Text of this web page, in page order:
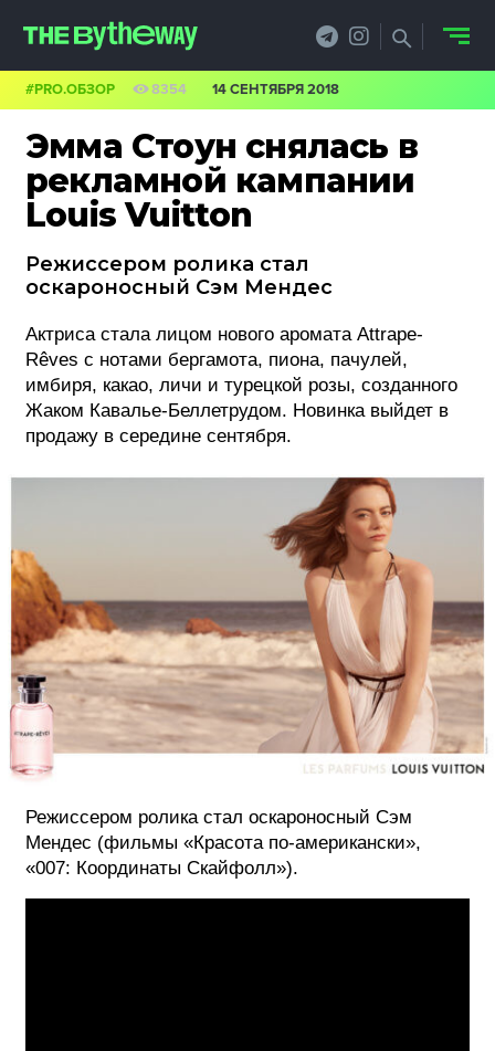
Эмма Стоун снялась в
рекламной кампании
Louis Vuitton
Режиссером ролика стал
оскароносный Сэм Мендес
#PRO.ОБЗОР 8354 14 СЕНТЯБРЯ 2018
Актриса стала лицом нового аромата Attrape-
Rêves с нотами бергамота, пиона, пачулей,
имбиря, какао, личи и турецкой розы, созданного
Жаком Кавалье-Беллетрудом. Новинка выйдет в
продажу в середине сентября.
Режиссером ролика стал оскароносный Сэм
Мендес (фильмы «Красота по-американски»,
«007: Координаты Скайфолл»).
PRO.ОБЗОР
КЕЙСЫ
ФИЛОСОФИЯ
БИЗНЕС И
ТЕХНОЛОГИИ
ФОТОГРАФИЯ
ТИПОГРАФИКА
ИСТОРИИ БРЕНДОВ
О ПРОЕКТЕ
РЕКЛАМА
КОНТАКТЫ